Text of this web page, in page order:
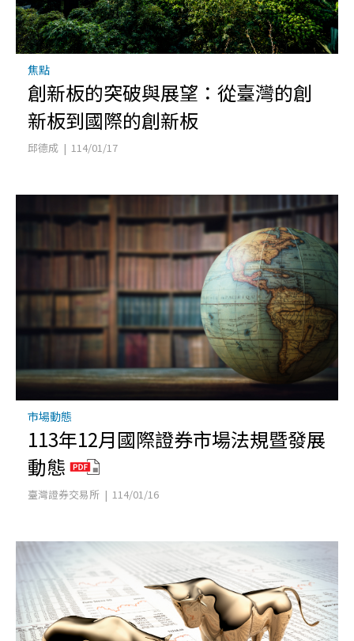
焦點
創新板的突破與展望：從臺灣的創
新板到國際的創新板
邱德成 | 114/01/17
市場動態
113年12月國際證券市場法規暨發展
動態
臺灣證券交易所 | 114/01/16